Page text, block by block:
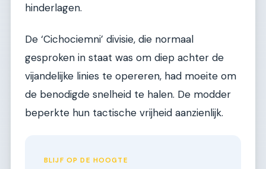
hinderlagen.
De ‘Cichociemni’ divisie, die normaal
gesproken in staat was om diep achter de
vijandelijke linies te opereren, had moeite om
de benodigde snelheid te halen. De modder
beperkte hun tactische vrijheid aanzienlijk.
BLIJF OP DE HOOGTE